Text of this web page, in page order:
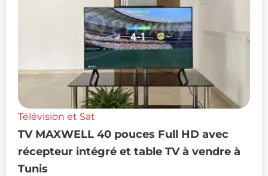
Télévision et Sat
TV MAXWELL 40 pouces Full HD avec
récepteur intégré et table TV à vendre à
Tunis